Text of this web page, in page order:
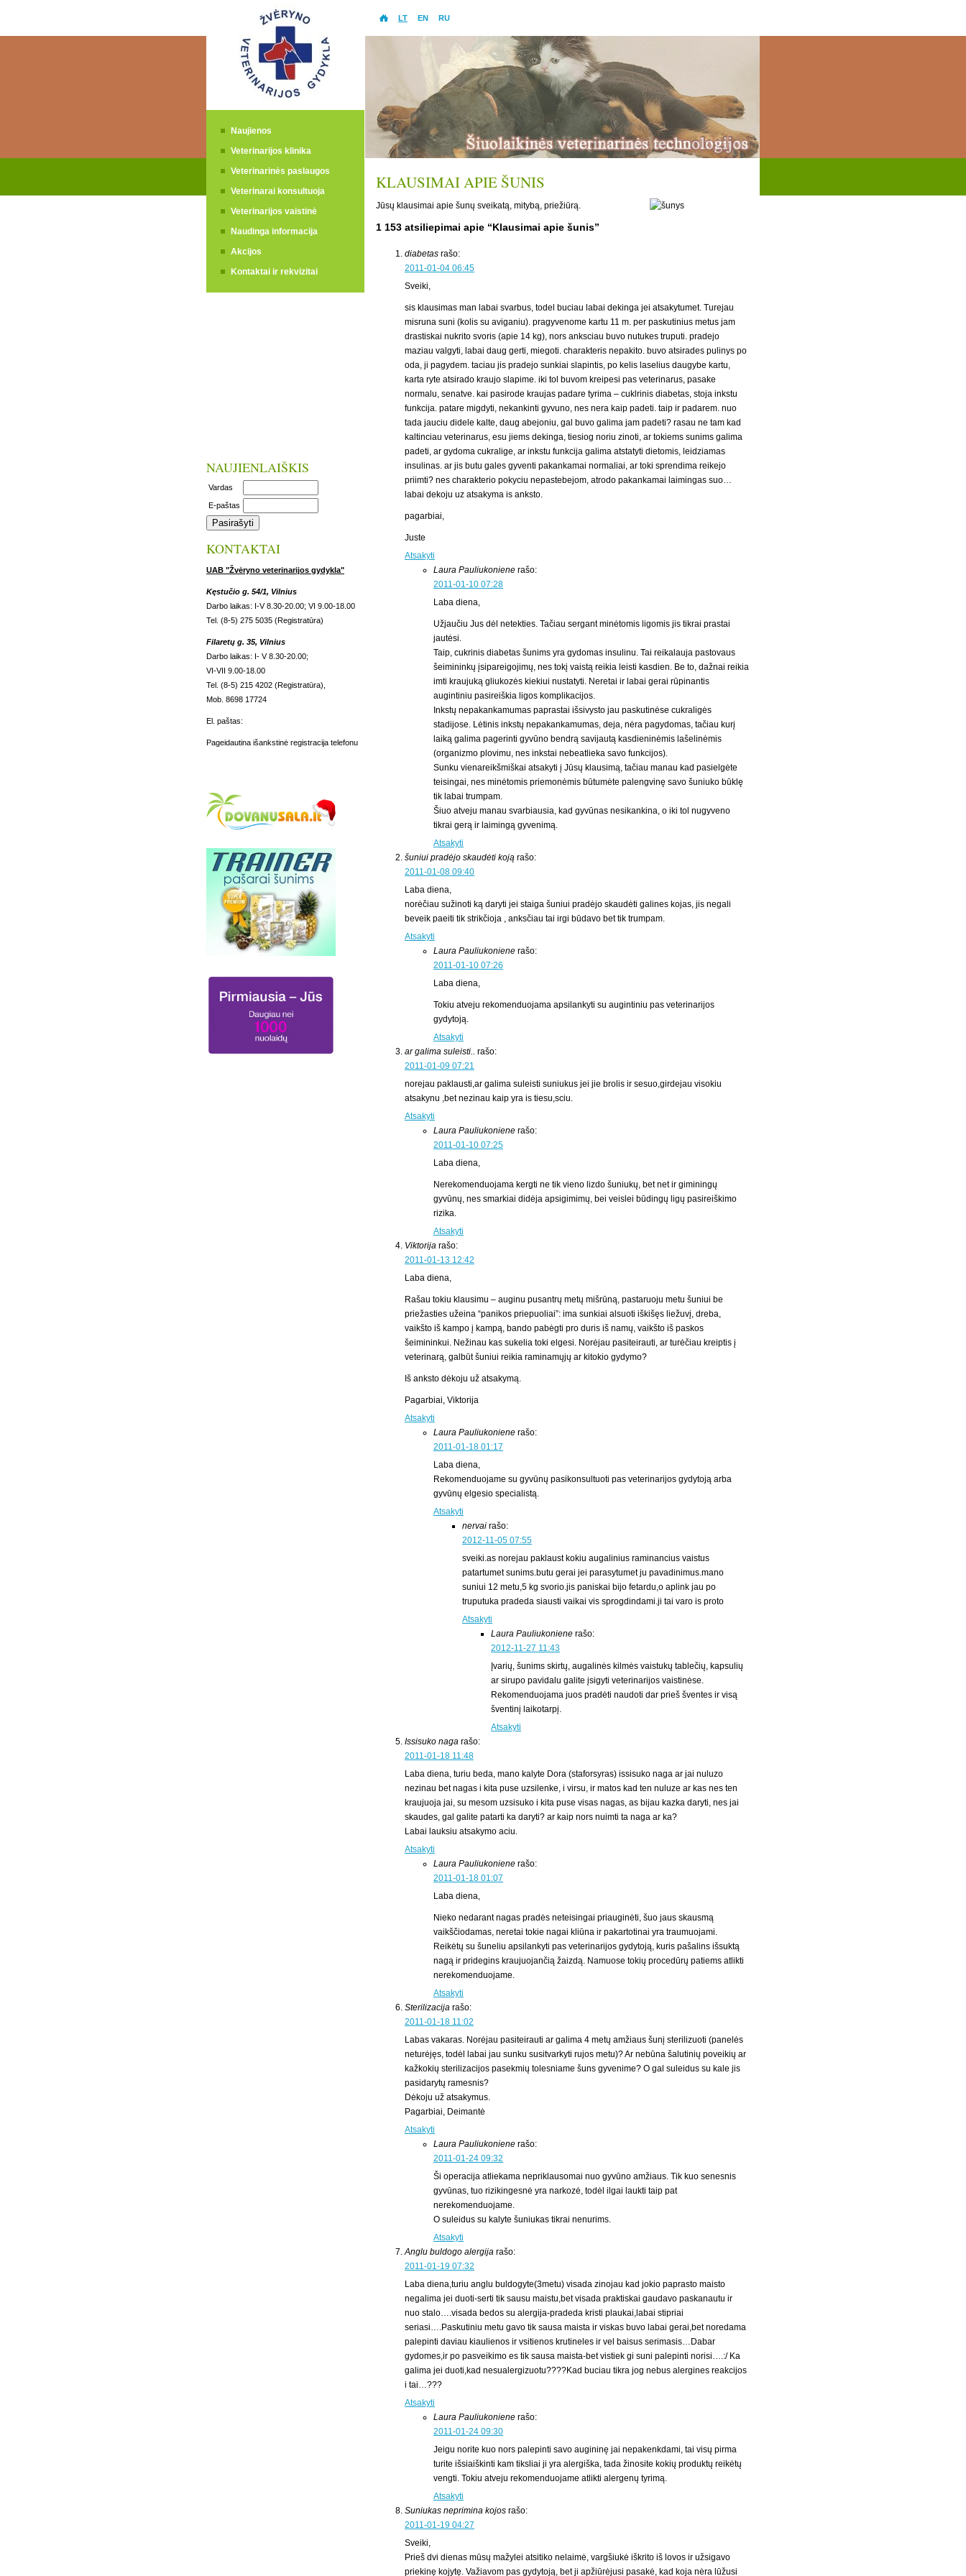
Naujienos
Veterinarijos klinika
Veterinarinės paslaugos
Veterinarai konsultuoja
Veterinarijos vaistinė
Naudinga informacija
Akcijos
Kontaktai ir rekvizitai
NAUJIENLAIŠKIS
Vardas
E-paštas
KONTAKTAI
UAB "Žvėryno veterinarijos gydykla"
Kęstučio g. 54/1, Vilnius
Darbo laikas: I-V 8.30-20.00; VI 9.00-18.00
Tel. (8-5) 275 5035 (Registratūra)
Filaretų g. 35, Vilnius
Darbo laikas: I- V 8.30-20.00;
VI-VII 9.00-18.00
Tel. (8-5) 215 4202 (Registratūra),
Mob. 8698 17724
El. paštas:
Pageidautina išankstinė registracija telefonu
LT EN RU
KLAUSIMAI APIE ŠUNIS
Jūsų klausimai apie šunų sveikatą, mitybą, priežiūrą.
1 153 atsiliepimai apie “Klausimai apie šunis”
diabetas rašo:
2011-01-04 06:45
Sveiki,
sis klausimas man labai svarbus, todel buciau labai dekinga jei atsakytumet. Turejau
misruna suni (kolis su aviganiu). pragyvenome kartu 11 m. per paskutinius metus jam
drastiskai nukrito svoris (apie 14 kg), nors anksciau buvo nutukes truputi. pradejo
maziau valgyti, labai daug gerti, miegoti. charakteris nepakito. buvo atsirades pulinys po
oda, ji pagydem. taciau jis pradejo sunkiai slapintis, po kelis laselius daugybe kartu,
karta ryte atsirado kraujo slapime. iki tol buvom kreipesi pas veterinarus, pasake
normalu, senatve. kai pasirode kraujas padare tyrima – cuklrinis diabetas, stoja inkstu
funkcija. patare migdyti, nekankinti gyvuno, nes nera kaip padeti. taip ir padarem. nuo
tada jauciu didele kalte, daug abejoniu, gal buvo galima jam padeti? rasau ne tam kad
kaltinciau veterinarus, esu jiems dekinga, tiesiog noriu zinoti, ar tokiems sunims galima
padeti, ar gydoma cukralige, ar inkstu funkcija galima atstatyti dietomis, leidziamas
insulinas. ar jis butu gales gyventi pakankamai normaliai, ar toki sprendima reikejo
priimti? nes charakterio pokyciu nepastebejom, atrodo pakankamai laimingas suo…
labai dekoju uz atsakyma is anksto.
pagarbiai,
Juste
Atsakyti
Laura Pauliukoniene rašo:
2011-01-10 07:28
Laba diena,
Užjaučiu Jus dėl netekties. Tačiau sergant minėtomis ligomis jis tikrai prastai
jautėsi.
Taip, cukrinis diabetas šunims yra gydomas insulinu. Tai reikalauja pastovaus
šeimininkų įsipareigojimų, nes tokį vaistą reikia leisti kasdien. Be to, dažnai reikia
imti kraujuką gliukozės kiekiui nustatyti. Neretai ir labai gerai rūpinantis
augintiniu pasireiškia ligos komplikacijos.
Inkstų nepakankamumas paprastai išsivysto jau paskutinėse cukraligės
stadijose. Lėtinis inkstų nepakankamumas, deja, nėra pagydomas, tačiau kurį
laiką galima pagerinti gyvūno bendrą savijautą kasdieninėmis lašelinėmis
(organizmo plovimu, nes inkstai nebeatlieka savo funkcijos).
Sunku vienareikšmiškai atsakyti į Jūsų klausimą, tačiau manau kad pasielgėte
teisingai, nes minėtomis priemonėmis būtumėte palengvinę savo šuniuko būklę
tik labai trumpam.
Šiuo atveju manau svarbiausia, kad gyvūnas nesikankina, o iki tol nugyveno
tikrai gerą ir laimingą gyvenimą.
Atsakyti
šuniui pradėjo skaudėti koją rašo:
2011-01-08 09:40
Laba diena,
norėčiau sužinoti ką daryti jei staiga šuniui pradėjo skaudėti galines kojas, jis negali
beveik paeiti tik strikčioja , anksčiau tai irgi būdavo bet tik trumpam.
Atsakyti
Laura Pauliukoniene rašo:
2011-01-10 07:26
Laba diena,
Tokiu atveju rekomenduojama apsilankyti su augintiniu pas veterinarijos
gydytoją.
Atsakyti
ar galima suleisti.. rašo:
2011-01-09 07:21
norejau paklausti,ar galima suleisti suniukus jei jie brolis ir sesuo,girdejau visokiu
atsakynu ,bet nezinau kaip yra is tiesu,sciu.
Atsakyti
Laura Pauliukoniene rašo:
2011-01-10 07:25
Laba diena,
Nerekomenduojama kergti ne tik vieno lizdo šuniukų, bet net ir giminingų
gyvūnų, nes smarkiai didėja apsigimimų, bei veislei būdingų ligų pasireiškimo
rizika.
Atsakyti
Viktorija rašo:
2011-01-13 12:42
Laba diena,
Rašau tokiu klausimu – auginu pusantrų metų mišrūną, pastaruoju metu šuniui be
priežasties užeina “panikos priepuoliai”: ima sunkiai alsuoti iškišęs liežuvį, dreba,
vaikšto iš kampo į kampą, bando pabėgti pro duris iš namų, vaikšto iš paskos
šeimininkui. Nežinau kas sukelia toki elgesi. Norėjau pasiteirauti, ar turėčiau kreiptis į
veterinarą, galbūt šuniui reikia raminamųjų ar kitokio gydymo?
Iš anksto dėkoju už atsakymą.
Pagarbiai, Viktorija
Atsakyti
Laura Pauliukoniene rašo:
2011-01-18 01:17
Laba diena,
Rekomenduojame su gyvūnų pasikonsultuoti pas veterinarijos gydytoją arba
gyvūnų elgesio specialistą.
Atsakyti
nervai rašo:
2012-11-05 07:55
sveiki.as norejau paklaust kokiu augalinius raminancius vaistus
patartumet sunims.butu gerai jei parasytumet ju pavadinimus.mano
suniui 12 metu,5 kg svorio.jis paniskai bijo fetardu,o aplink jau po
truputuka pradeda siausti vaikai vis sprogdindami.ji tai varo is proto
Atsakyti
Laura Pauliukoniene rašo:
2012-11-27 11:43
Įvarių, šunims skirtų, augalinės kilmės vaistukų tablečių, kapsulių
ar sirupo pavidalu galite įsigyti veterinarijos vaistinėse.
Rekomenduojama juos pradėti naudoti dar prieš šventes ir visą
šventinį laikotarpį.
Atsakyti
Issisuko naga rašo:
2011-01-18 11:48
Laba diena, turiu beda, mano kalyte Dora (staforsyras) issisuko naga ar jai nuluzo
nezinau bet nagas i kita puse uzsilenke, i virsu, ir matos kad ten nuluze ar kas nes ten
kraujuoja jai, su mesom uzsisuko i kita puse visas nagas, as bijau kazka daryti, nes jai
skaudes, gal galite patarti ka daryti? ar kaip nors nuimti ta naga ar ka?
Labai lauksiu atsakymo aciu.
Atsakyti
Laura Pauliukoniene rašo:
2011-01-18 01:07
Laba diena,
Nieko nedarant nagas pradės neteisingai priauginėti, šuo jaus skausmą
vaikščiodamas, neretai tokie nagai kliūna ir pakartotinai yra traumuojami.
Reikėtų su šuneliu apsilankyti pas veterinarijos gydytoją, kuris pašalins išsuktą
nagą ir pridegins kraujuojančią žaizdą. Namuose tokių procedūrų patiems atlikti
nerekomenduojame.
Atsakyti
Sterilizacija rašo:
2011-01-18 11:02
Labas vakaras. Norėjau pasiteirauti ar galima 4 metų amžiaus šunį sterilizuoti (panelės
neturėjęs, todėl labai jau sunku susitvarkyti rujos metu)? Ar nebūna šalutinių poveikių ar
kažkokių sterilizacijos pasekmių tolesniame šuns gyvenime? O gal suleidus su kale jis
pasidarytų ramesnis?
Dėkoju už atsakymus.
Pagarbiai, Deimantė
Atsakyti
Laura Pauliukoniene rašo:
2011-01-24 09:32
Ši operacija atliekama nepriklausomai nuo gyvūno amžiaus. Tik kuo senesnis
gyvūnas, tuo rizikingesnė yra narkozė, todėl ilgai laukti taip pat
nerekomenduojame.
O suleidus su kalyte šuniukas tikrai nenurims.
Atsakyti
Anglu buldogo alergija rašo:
2011-01-19 07:32
Laba diena,turiu anglu buldogyte(3metu) visada zinojau kad jokio paprasto maisto
negalima jei duoti-serti tik sausu maistu,bet visada praktiskai gaudavo paskanautu ir
nuo stalo….visada bedos su alergija-pradeda kristi plaukai,labai stipriai
seriasi….Paskutiniu metu gavo tik sausa maista ir viskas buvo labai gerai,bet noredama
palepinti daviau kiaulienos ir vsitienos krutineles ir vel baisus serimasis…Dabar
gydomes,ir po pasveikimo es tik sausa maista-bet vistiek gi suni palepinti norisi….:/ Ka
galima jei duoti,kad nesualergizuotu????Kad buciau tikra jog nebus alergines reakcijos
i tai…???
Atsakyti
Laura Pauliukoniene rašo:
2011-01-24 09:30
Jeigu norite kuo nors palepinti savo augininę jai nepakenkdami, tai visų pirma
turite išsiaiškinti kam tiksliai ji yra alergiška, tada žinosite kokių produktų reikėtų
vengti. Tokiu atveju rekomenduojame atlikti alergenų tyrimą.
Atsakyti
Suniukas neprimina kojos rašo:
2011-01-19 04:27
Sveiki,
Prieš dvi dienas mūsų mažylei atsitiko nelaimė, vargšiukė iškrito iš lovos ir užsigavo
priekinę kojytę. Važiavom pas gydytoją, bet ji apžiūrėjusi pasakė, kad koja nėra lūžusi